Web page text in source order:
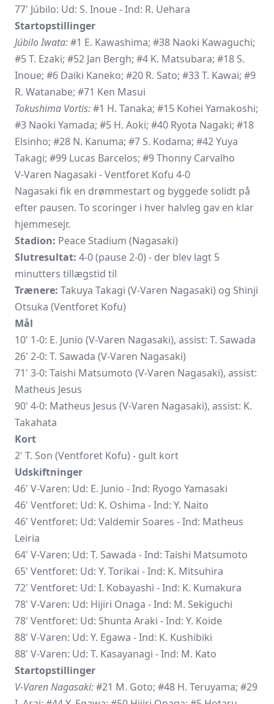
77' Júbilo: Ud: S. Inoue - Ind: R. Uehara
Startopstillinger
Júbilo Iwata:#1 E. Kawashima; #38 Naoki Kawaguchi;
#5 T. Ezaki; #52 Jan Bergh; #4 K. Matsubara; #18 S.
Inoue; #6 Daiki Kaneko; #20 R. Sato; #33 T. Kawai; #9
R. Watanabe; #71 Ken Masui
Tokushima Vortis:#1 H. Tanaka; #15 Kohei Yamakoshi;
#3 Naoki Yamada; #5 H. Aoki; #40 Ryota Nagaki; #18
Elsinho; #28 N. Kanuma; #7 S. Kodama; #42 Yuya
Takagi; #99 Lucas Barcelos; #9 Thonny Carvalho
V-Varen Nagasaki - Ventforet Kofu 4-0
Nagasaki fik en drømmestart og byggede solidt på
efter pausen. To scoringer i hver halvleg gav en klar
hjemmesejr.
Stadion: Peace Stadium (Nagasaki)
Slutresultat: 4-0 (pause 2-0) - der blev lagt 5
minutters tillægstid til
Trænere: Takuya Takagi (V-Varen Nagasaki) og Shinji
Otsuka (Ventforet Kofu)
Mål
10' 1-0: E. Junio (V-Varen Nagasaki), assist: T. Sawada
26' 2-0: T. Sawada (V-Varen Nagasaki)
71' 3-0: Taishi Matsumoto (V-Varen Nagasaki), assist:
Matheus Jesus
90' 4-0: Matheus Jesus (V-Varen Nagasaki), assist: K.
Takahata
Kort
2' T. Son (Ventforet Kofu) - gult kort
Udskiftninger
46' V-Varen: Ud: E. Junio - Ind: Ryogo Yamasaki
46' Ventforet: Ud: K. Oshima - Ind: Y. Naito
46' Ventforet: Ud: Valdemir Soares - Ind: Matheus
Leiria
64' V-Varen: Ud: T. Sawada - Ind: Taishi Matsumoto
65' Ventforet: Ud: Y. Torikai - Ind: K. Mitsuhira
72' Ventforet: Ud: I. Kobayashi - Ind: K. Kumakura
78' V-Varen: Ud: Hijiri Onaga - Ind: M. Sekiguchi
78' Ventforet: Ud: Shunta Araki - Ind: Y. Koide
88' V-Varen: Ud: Y. Egawa - Ind: K. Kushibiki
88' V-Varen: Ud: T. Kasayanagi - Ind: M. Kato
Startopstillinger
V-Varen Nagasaki:#21 M. Goto; #48 H. Teruyama; #29